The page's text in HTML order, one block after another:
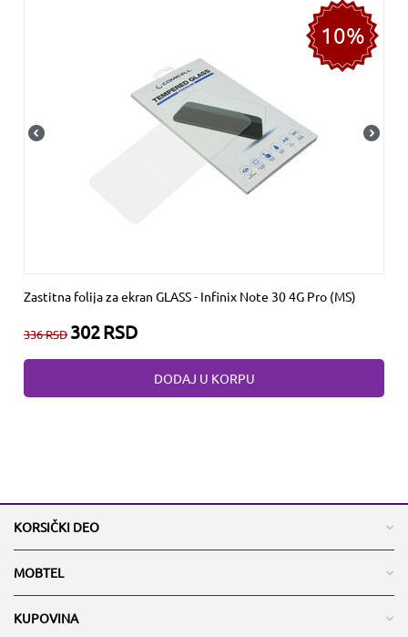
10%
Zastitna folija za ekran GLASS - Infinix Note 30 4G Pro (MS)
336RSD 302RSD
DODAJ U KORPU
KORSIČKI DEO
MOBTEL
KUPOVINA